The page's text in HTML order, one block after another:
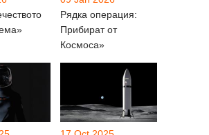
Рядка операция:
Прибират от
Космоса»